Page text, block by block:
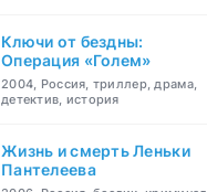
Ключи от бездны:
Операция «Голем»
2004, Россия, триллер, драма,
детектив, история
Жизнь и смерть Леньки
Пантелеева